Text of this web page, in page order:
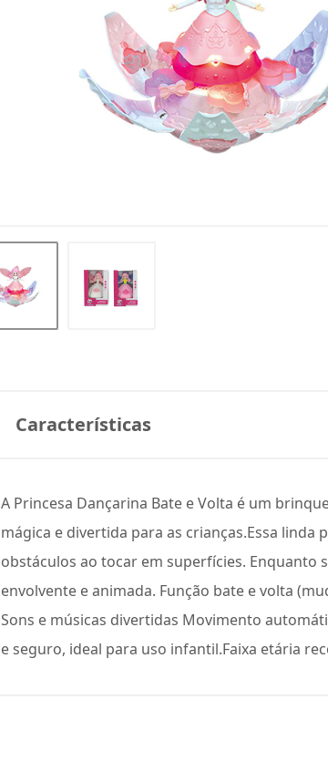
Características
A Princesa Dançarina Bate e Volta é um
mágica e divertida para as crianças.Essa
obstáculos ao tocar em superfícies. Enquanto
envolvente e animada. Função bate e volta
Sons e músicas divertidas Movimento
e seguro, ideal para uso infantil.Faixa etária